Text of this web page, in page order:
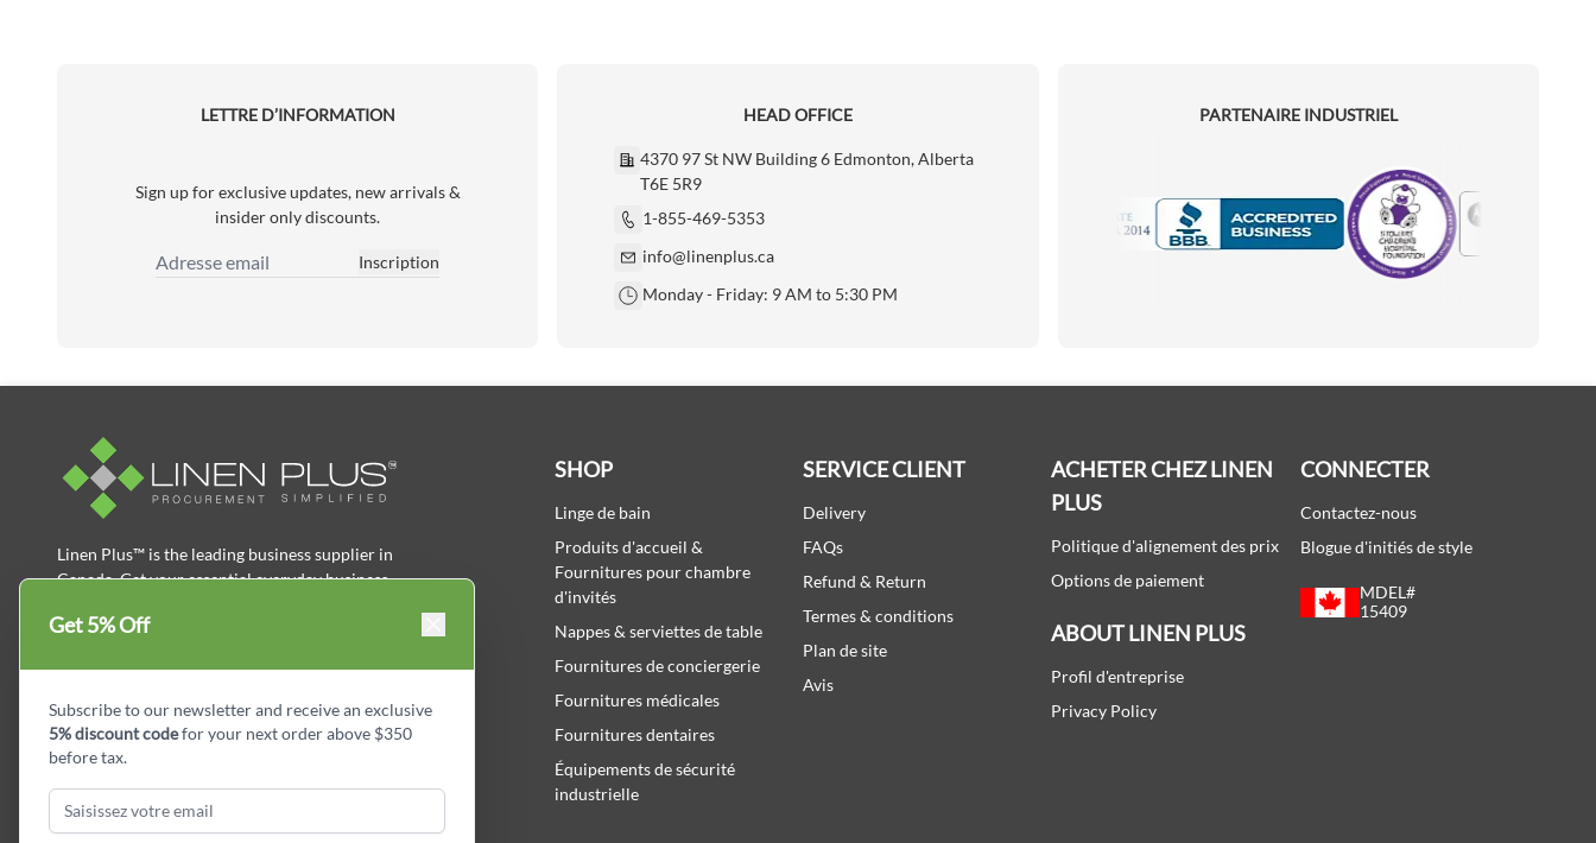
LETTRE D’INFORMATION
Sign up for exclusive updates, new arrivals &
insider only discounts.
Adresse email
Inscription
HEAD OFFICE
4370 97 St NW Building 6 Edmonton, Alberta
T6E 5R9
1-855-469-5353
info@linenplus.ca
Monday - Friday: 9 AM to 5:30 PM
PARTENAIRE INDUSTRIEL
Motorola
Linen Plus™ is the leading business supplier in
Canada, Get your essential everyday business
savings.
facebookInstagram
LinkedIn Pinterest
SHOP
Linge de bain
Produits d'accueil &
Fournitures pour chambre
d'invités
Nappes & serviettes de table
Fournitures de conciergerie
Fournitures médicales
Fournitures dentaires
Équipements de sécurité
industrielle
SERVICE CLIENT
Delivery
FAQs
Refund & Return
Termes & conditions
Plan de site
Avis
ACHETER CHEZ LINEN
PLUS
Politique d'alignement des prix
Options de paiement
ABOUT LINEN PLUS
Profil d'entreprise
Privacy Policy
CONNECTER
Contactez-nous
Blogue d'initiés de style
MDEL#
15409
Get 5% Off
Subscribe to our newsletter and receive an exclusive
5% discount codefor your next order above $350
before tax.